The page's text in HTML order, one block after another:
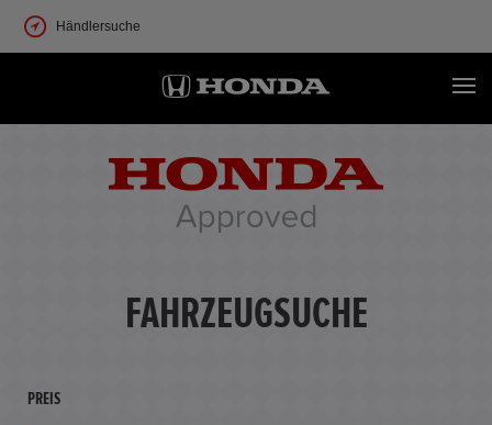
Händlersuche
FAHRZEUGSUCHE
PREIS